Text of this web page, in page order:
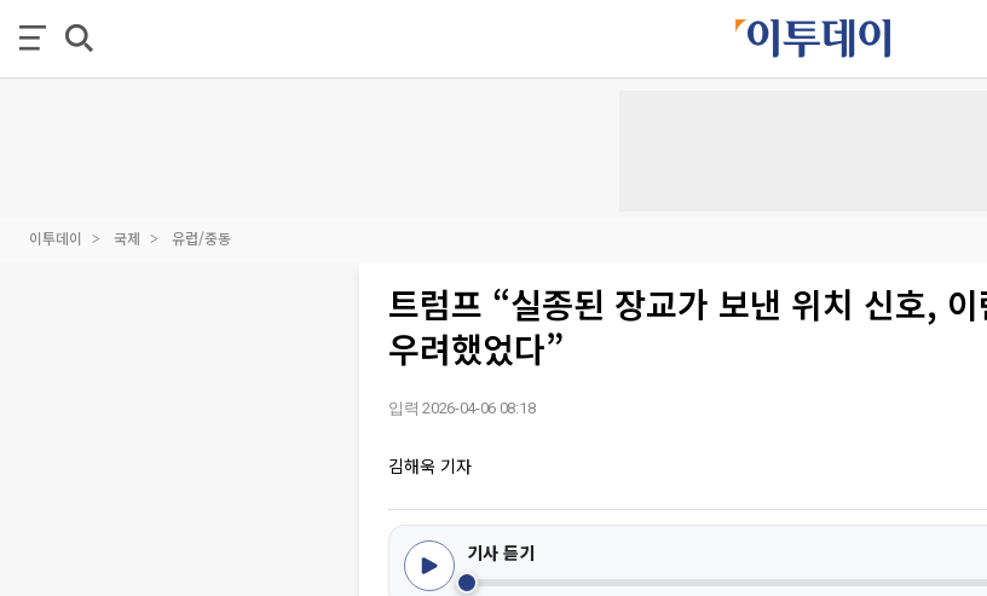
이투데이 국제 유럽/중동
트럼프 “실종된 장교가 보낸 위치 신호,
우려했었다”
입력 2026-04-06 08:18
김해욱 기자
기사 듣기